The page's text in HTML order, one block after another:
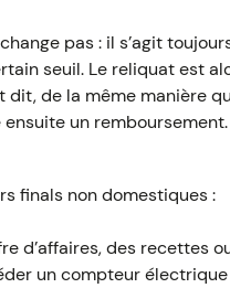
pas : il s’agit
seuil. Le reliquat est
de la même manière
un remboursement.
finals non domestiques :
d’affaires, des recettes
un compteur électrique